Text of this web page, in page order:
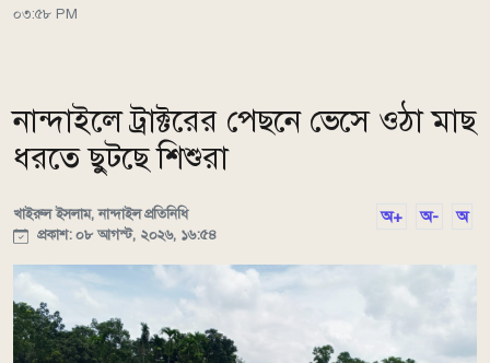
০৩:৫৮ PM
নান্দাইলে ট্রাক্টরের পেছনে ভেসে ওঠা মাছ
ধরতে ছুটছে শিশুরা
খাইরুল ইসলাম, নান্দাইল প্রতিনিধি
প্রকাশ: ০৮ আগস্ট, ২০২৬, ১৬:৫৪
অ+ অ- অ